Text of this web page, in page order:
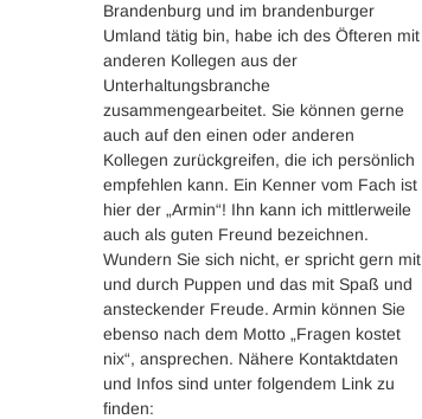
Brandenburg und im brandenburger
Umland tätig bin, habe ich des Öfteren mit
anderen Kollegen aus der
Unterhaltungsbranche
zusammengearbeitet. Sie können gerne
auch auf den einen oder anderen
Kollegen zurückgreifen, die ich persönlich
empfehlen kann. Ein Kenner vom Fach ist
hier der „Armin“! Ihn kann ich mittlerweile
auch als guten Freund bezeichnen.
Wundern Sie sich nicht, er spricht gern mit
und durch Puppen und das mit Spaß und
ansteckender Freude. Armin können Sie
ebenso nach dem Motto „Fragen kostet
nix“, ansprechen. Nähere Kontaktdaten
und Infos sind unter folgendem Link zu
finden: